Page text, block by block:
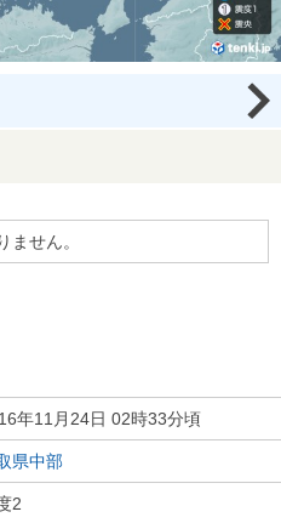
ません。
年11月24日 02時33分頃
県中部
2